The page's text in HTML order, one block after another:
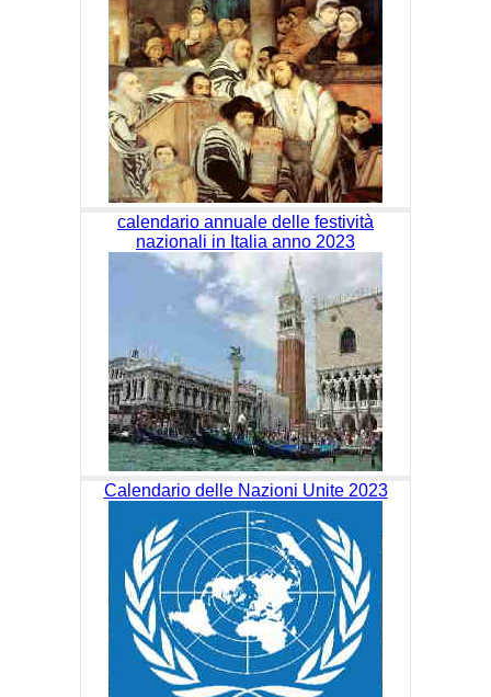
calendario annuale delle festività
nazionali in Italia anno 2023
Calendario delle Nazioni Unite 2023